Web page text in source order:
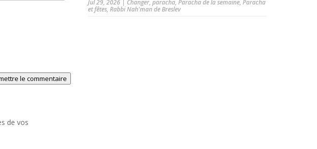
le commentaire
de vos
Jul 29, 2026 | Changer,paracha,Paracha de la semaine,Paracha
et fêtes,Rabbi Nah'man de Breslev